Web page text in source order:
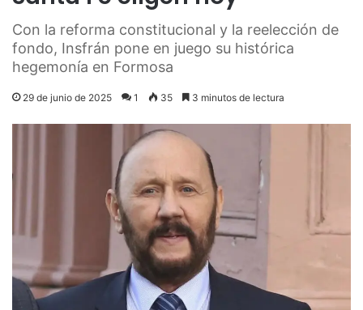
Con la reforma constitucional y la reelección de
fondo, Insfrán pone en juego su histórica
hegemonía en Formosa
29 de junio de 2025 1 35 3 minutos de lectura